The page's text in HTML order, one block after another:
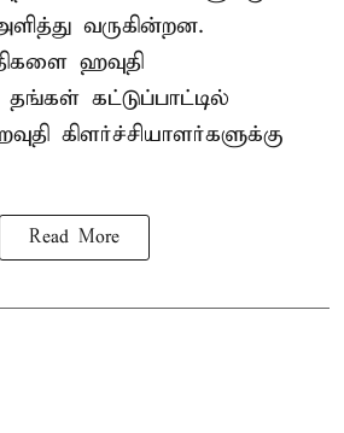
வருகின்றன.
ஹவுதி
கட்டுப்பாட்டில்
கிளர்ச்சியாளர்களுக்கு
Read More